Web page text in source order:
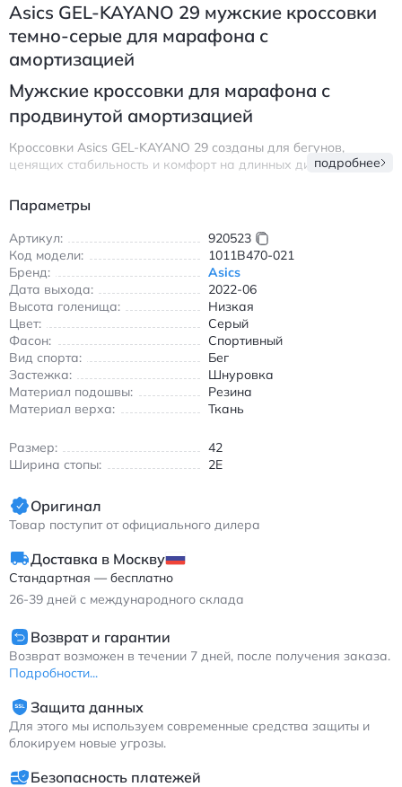
Asics GEL-KAYANO 29 мужские кроссовки
темно-серые для марафона с
амортизацией
Мужские кроссовки для марафона с
продвинутой амортизацией
Кроссовки Asics GEL-KAYANO 29 созданы для бегунов,
ценящих стабильность и комфорт на длинных дистанциях.
в пятке и носочной части, обеспечивающей плавное
поглощение ударных нагрузок при каждом шаге. Технология
FF BLAST в средней подошве добавляет упругость, а
конструкция LITETRUSS усиливает боковую поддержку
стопы.
Верх выполнен из дышащего инженерного текстиля, который
плотно облегает ногу, не сковывая движения. Подошва AHAR
из износостойкой резины гарантирует надежное сцепление
как на асфальте, так и на беговых дорожках. Кроссовки
идеально подходят для тренировок и соревнований в
условиях городской среды.
Особенности модели:
суставы
Оптимальная поддержка свода стопы
любителей бега, ищущих сочетание технологичности и
комфорта. Подходят для тренировок в теплое время года
благодаря воздухопроницаемой конструкции.
GEL темно-серые для марафона
подробнее
Параметры
Артикул:
920523
Код модели:
1011B470-021
Бренд:
Asics
Дата выхода:
2022-06
Высота голенища:
Низкая
Цвет:
Серый
Фасон:
Спортивный
Вид спорта:
Бег
Застежка:
Шнуровка
Материал подошвы:
Резина
Материал верха:
Ткань
Размер:
42
Ширина стопы:
2E
Оригинал
Товар поступит от официального дилера
Доставка в Москву
Стандартная — бесплатно
26-39 дней с международного склада
Возврат и гарантии
Возврат возможен в течении 7 дней, после получения заказа.
Подробности...
Защита данных
Для этого мы используем современные средства защиты и
блокируем новые угрозы.
Безопасность платежей